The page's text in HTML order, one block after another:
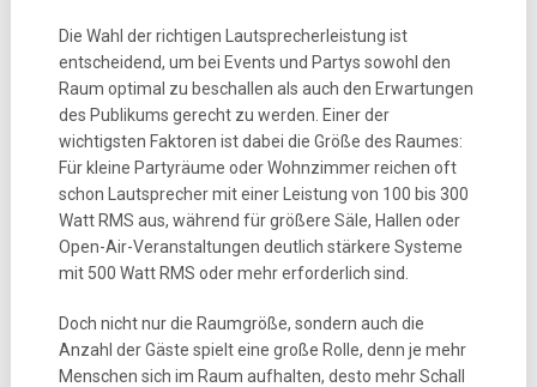
Die Wahl der richtigen Lautsprecherleistung ist
entscheidend, um bei Events und Partys sowohl den
Raum optimal zu beschallen als auch den Erwartungen
des Publikums gerecht zu werden. Einer der
wichtigsten Faktoren ist dabei die Größe des Raumes:
Für kleine Partyräume oder Wohnzimmer reichen oft
schon Lautsprecher mit einer Leistung von 100 bis 300
Watt RMS aus, während für größere Säle, Hallen oder
Open-Air-Veranstaltungen deutlich stärkere Systeme
mit 500 Watt RMS oder mehr erforderlich sind.
Doch nicht nur die Raumgröße, sondern auch die
Anzahl der Gäste spielt eine große Rolle, denn je mehr
Menschen sich im Raum aufhalten, desto mehr Schall